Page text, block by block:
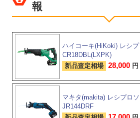
報
ハイコーキ(HiKoki) レシ
CR18DBL(LXPK)
新品査定相場 28,000 円
マキタ(makita) レシプロ
JR144DRF